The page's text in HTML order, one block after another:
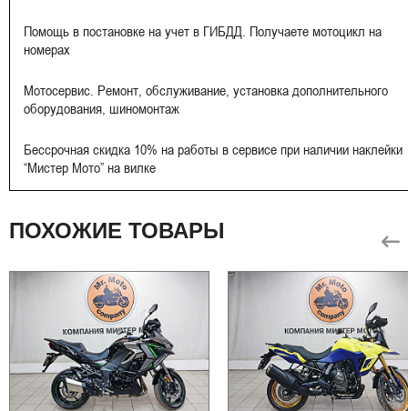
Помощь в постановке на учет в ГИБДД. Получаете мотоцикл на
номерах
Мотосервис. Ремонт, обслуживание, установка дополнительного
оборудования, шиномонтаж
Бессрочная скидка 10% на работы в сервисе при наличии наклейки
“Мистер Мото” на вилке
ПОХОЖИЕ ТОВАРЫ